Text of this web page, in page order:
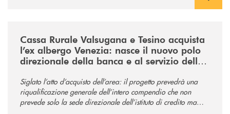
Cassa Rurale Valsugana e Tesino acquista
l’ex albergo Venezia: nasce il nuovo polo
direzionale della banca e al servizio della
Siglato l’atto d’acquisto dell’area: il progetto prevedrà una
riqualificazione generale dell’intero compendio che non
prevede solo la sede direzionale dell’istituto di credito ma